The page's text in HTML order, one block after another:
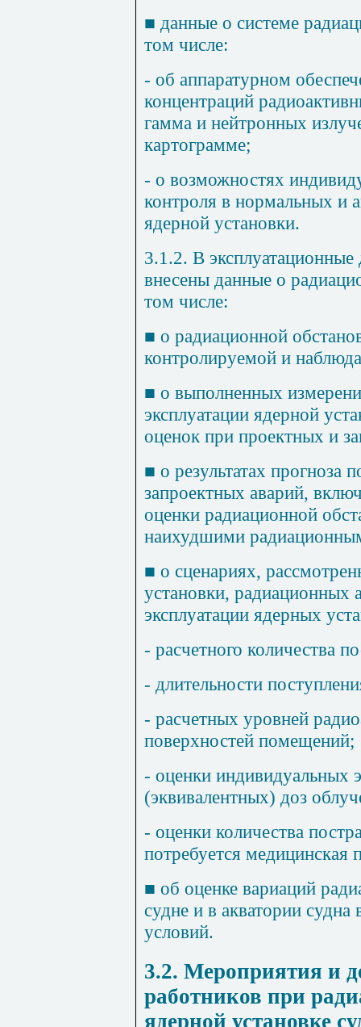
■ данные о системе
том числе:
- об аппаратурном
концентраций
гамма и нейтронных
картограмме;
- о возможностях
контроля в нормальных и
ядерной установки.
3.1.2. В
внесены данные о
том числе:
■ о радиационной
контролируемой и
■ о выполненных
эксплуатации ядерной
оценок при проектных и
■ о результатах прогноза
запроектных аварий,
оценки радиационной
наихудшими
■ о сценариях,
установки, радиационных
эксплуатации ядерных
- расчетного количества
- длительности
- расчетных уровней
поверхностей помещений;
- оценки индивидуальных
(эквивалентных) доз
- оценки количества
потребуется медицинская
■ об оценке вариаций
судне и в акватории
условий.
3.2. Мероприятия и
работников при
ядерной установке